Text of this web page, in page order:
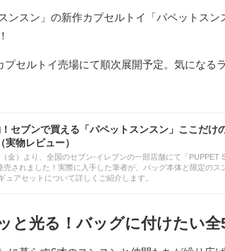
ンスン」の新作カプセルトイ「パペットスン
プセルトイ売場にて順次展開予定。気になる
セブンで買える「パペットスンスン」ここだけ
実物レビュー）
金）より、全国のセブン-イレブンの一部店舗にて「PUPPET
売されました！実際に入手した筆者が、バッグ本体と限定のス
ュアセットについて詳しくご紹介します。
と光る！バッグに付けたい全